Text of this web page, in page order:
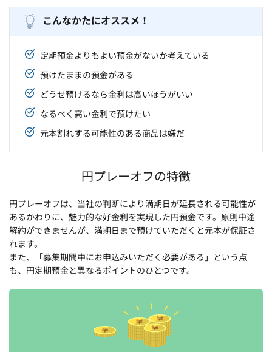
こんなかたにオススメ！
定期預金よりもよい預金がないか考えている
預けたままの預金がある
どうせ預けるなら金利は高いほうがいい
なるべく高い金利で預けたい
元本割れする可能性のある商品は嫌だ
円プレーオフの特徴
円プレーオフは、当社の判断により満期日が延長される可能性が
あるかわりに、魅力的な好金利を実現した円預金です。原則中途
解約ができませんが、満期日まで預けていただくと元本が保証さ
れます。
また、「募集期間中にお申込みいただく必要がある」という点
も、円定期預金と異なるポイントのひとつです。